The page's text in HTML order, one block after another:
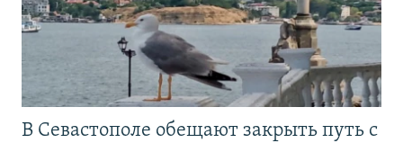
В Севастополе обещают закрыть путь с